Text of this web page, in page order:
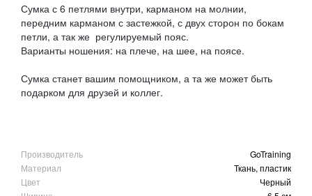
Сумка с 6 петлями внутри, карманом на молнии,
передним карманом с застежкой, с двух сторон по бокам
петли, а так же регулируемый пояс.
Варианты ношения: на плече, на шее, на поясе.
Сумка станет вашим помощником, а та же может быть
подарком для друзей и коллег.
Производитель
GoTraining
Материал
Ткань, пластик
Цвет
Черный